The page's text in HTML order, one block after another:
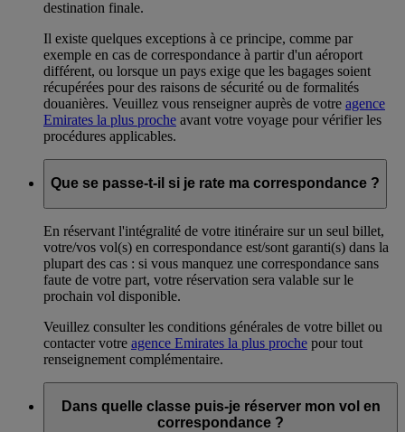
destination finale.
Il existe quelques exceptions à ce principe, comme par
exemple en cas de correspondance à partir d'un aéroport
différent, ou lorsque un pays exige que les bagages soient
récupérées pour des raisons de sécurité ou de formalités
douanières. Veuillez vous renseigner auprès de votre agence
Emirates la plus proche avant votre voyage pour vérifier les
procédures applicables.
Que se passe-t-il si je rate ma correspondance ?
En réservant l'intégralité de votre itinéraire sur un seul billet,
votre/vos vol(s) en correspondance est/sont garanti(s) dans la
plupart des cas : si vous manquez une correspondance sans
faute de votre part, votre réservation sera valable sur le
prochain vol disponible.
Veuillez consulter les conditions générales de votre billet ou
contacter votre agence Emirates la plus proche pour tout
renseignement complémentaire.
Dans quelle classe puis-je réserver mon vol en
correspondance ?